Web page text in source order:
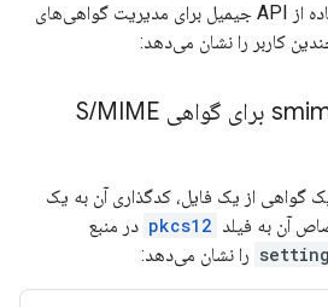
نمونه‌های کد زیر نحوه استفاده از API جیمیل برای مدیریت گواهی‌های
/MIME
گواهی از یک فایل، کدگذاری آن به یک
pkcs12 در منبع
را نشان می‌دهد: